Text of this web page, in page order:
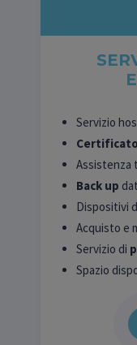
Servizio
Assistenza
Back up
Dispositivi
Acquisto e
Servizio di
Spazio